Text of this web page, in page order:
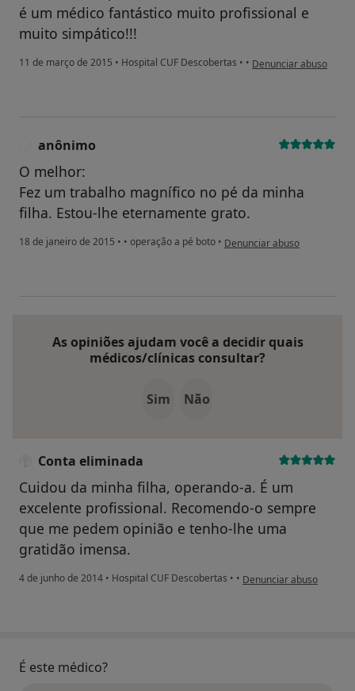
é um médico fantástico muito profissional e
muito simpático!!!
11 de março de 2015 • Hospital CUF Descobertas • • na opinião do
Denunciar abuso
anônimo
O melhor:
Fez um trabalho magnífico no pé da minha
filha. Estou-lhe eternamente grato.
18 de janeiro de 2015 • • operação a pé boto • na opinião do utilizador
Denunciar abuso
As opiniões ajudam você a decidir quais
médicos/clínicas consultar?
Sim Não
Conta eliminada
Cuidou da minha filha, operando-a. É um
excelente profissional. Recomendo-o sempre
que me pedem opinião e tenho-lhe uma
gratidão imensa.
4 de junho de 2014 • Hospital CUF Descobertas • • na opinião do utilizador
Denunciar abuso
É este médico?